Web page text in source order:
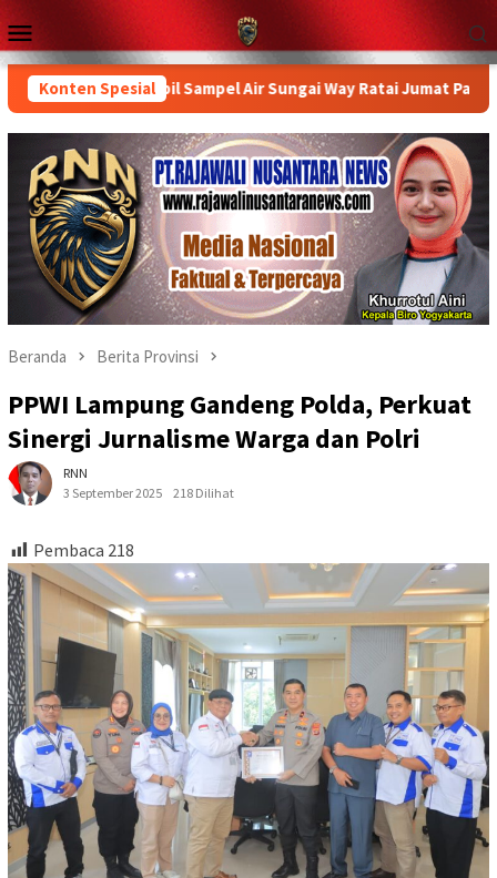
Loncat
ke
konten
Menu
Mobile
Konten Spesial
Turun Ambil Sampel Air Sungai Way Ratai Jumat Pagi
Beranda Berita Provinsi
PPWI Lampung Gandeng Polda, Perkuat
Sinergi Jurnalisme Warga dan Polri
RNN
3 September 2025
218 Dilihat
Pembaca 218